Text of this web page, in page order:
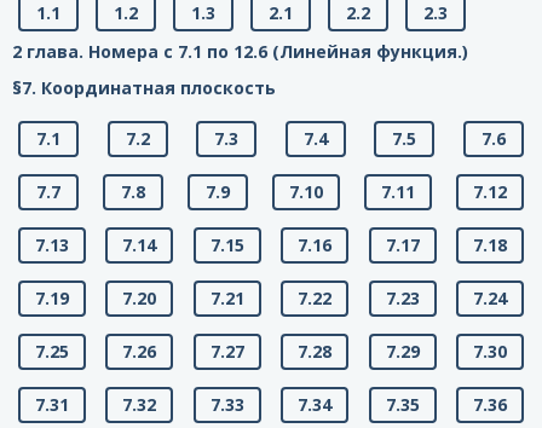
1.1 1.2 1.3 2.1 2.2
2.3
2 глава. Номера с 7.1 по 12.6 (Линейная функция.)
§7. Координатная плоскость
7.1 7.2 7.3 7.4 7.5 7.6
7.7 7.8 7.9 7.10 7.11 7.12
7.13 7.14 7.15 7.16 7.17 7.18
7.19 7.20 7.21 7.22 7.23 7.24
7.25 7.26 7.27 7.28 7.29 7.30
7.31 7.32 7.33 7.34 7.35 7.36